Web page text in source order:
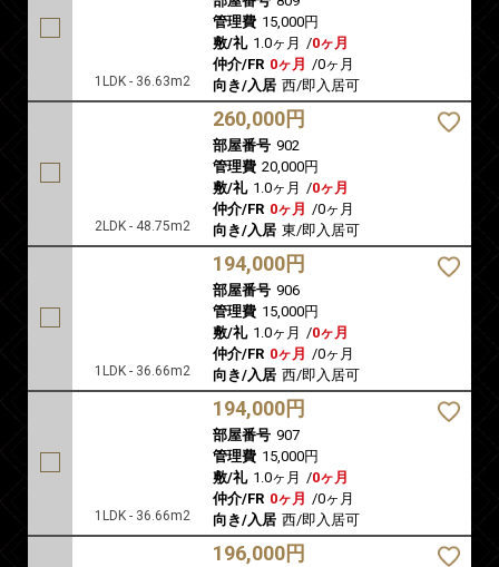
1LDK - 36.63m2
管理費 15,000円
敷/礼 1.0ヶ月 /0ヶ月
仲介/FR 0ヶ月 /0ヶ月
向き/入居 西/即入居可
2LDK - 48.75m2
260,000円
部屋番号 902
管理費 20,000円
敷/礼 1.0ヶ月 /0ヶ月
仲介/FR 0ヶ月 /0ヶ月
向き/入居 東/即入居可
1LDK - 36.66m2
194,000円
部屋番号 906
管理費 15,000円
敷/礼 1.0ヶ月 /0ヶ月
仲介/FR 0ヶ月 /0ヶ月
向き/入居 西/即入居可
1LDK - 36.66m2
194,000円
部屋番号 907
管理費 15,000円
敷/礼 1.0ヶ月 /0ヶ月
仲介/FR 0ヶ月 /0ヶ月
向き/入居 西/即入居可
196,000円